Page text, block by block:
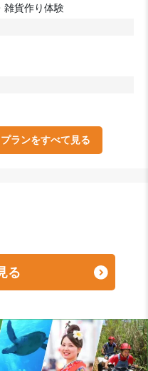
雑貨作り体験
プランをすべて見る
る